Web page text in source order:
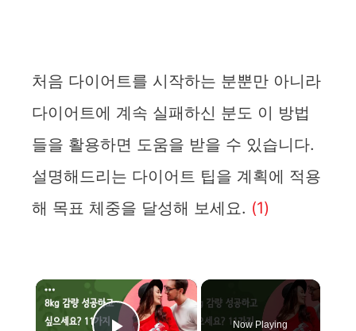
처음 다이어트를 시작하는 분뿐만 아니라
다이어트에 계속 실패하신 분도 이 방법
들을 활용하면 도움을 받을 수 있습니다.
설명해드리는 다이어트 팁을 계획에 적용
해 목표 체중을 달성해 보세요. (1)
×
Now Playing